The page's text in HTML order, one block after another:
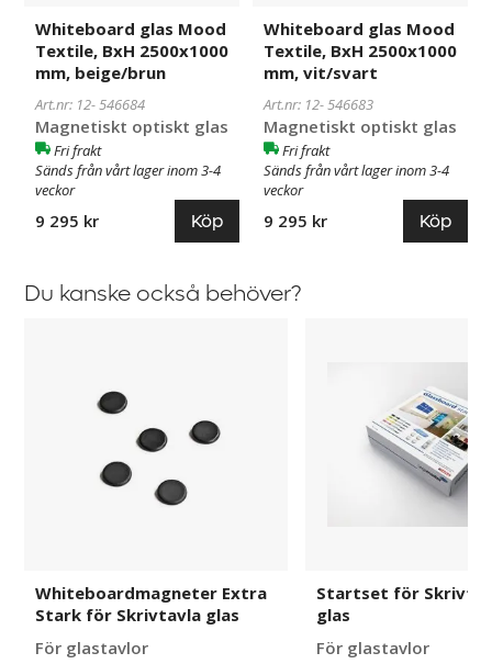
Whiteboard glas Mood
Textile, BxH 2500x1000
mm, beige/brun
Art.nr: 12-546684
Magnetiskt optiskt glas
Fri frakt
Sänds från vårt lager inom 3-4
veckor
9 295 kr Köp
Whiteboard glas Mood
Textile, BxH 2500x1000
mm, vit/svart
Art.nr: 12-546683
Magnetiskt optiskt glas
Fri frakt
Sänds från vårt lager inom 3-4
veckor
9 295 kr Köp
Du kanske också behöver?
Whiteboardmagneter Extra
Stark för Skrivtavla glas
För glastavlor
Startset för
glas
För glastavlor